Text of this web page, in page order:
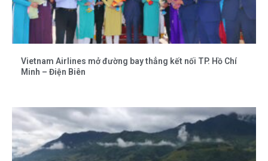
Vietnam Airlines mở đường bay thẳng kết nối TP. Hồ Chí
Minh – Điện Biên